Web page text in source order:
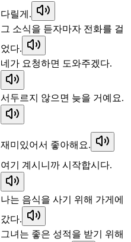
다릴게.
그 소식을 듣자마자 전화를 걸
었다.
네가 요청하면 도와주겠다.
서두르지 않으면 늦을 거예요.
재미있어서 좋아해요.
여기 계시니까 시작합시다.
나는 음식을 사기 위해 가게에
갔다.
그녀는 좋은 성적을 받기 위해